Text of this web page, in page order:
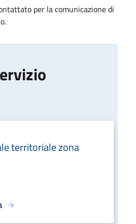
per la comunicazione di
territoriale zona